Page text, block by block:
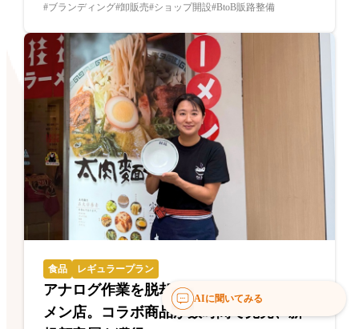
ブランディング 卸販売 ショップ開設 BtoB販路整備
食品 レギュラープラン
アナログ作業を脱却した創業70年のラー
メン店。コラボ商品が数時間で完売、新
AIに聞いてみる